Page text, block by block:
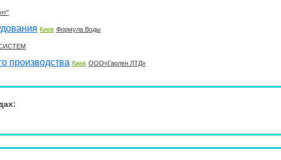
Киев Формула Воды
производства Киев ООО«Гарлен ЛТД»